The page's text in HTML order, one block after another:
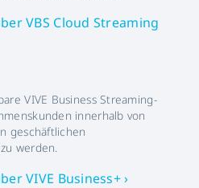
VBS Cloud Streaming
VIVE Business Streaming-
innerhalb von
geschäftlichen
werden.
VIVE Business+ ›